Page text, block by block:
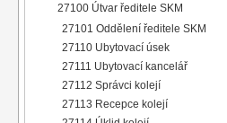
27100 Útvar ředitele SKM
27101 Oddělení ředitele SKM
27110 Ubytovací úsek
27111 Ubytovací kancelář
27112 Správci kolejí
27113 Recepce kolejí